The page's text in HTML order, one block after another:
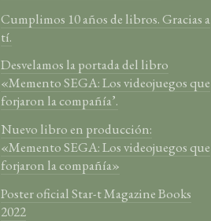
Cumplimos 10 años de libros. Gracias a
tí.
Desvelamos la portada del libro
«Memento SEGA: Los videojuegos que
forjaron la compañía’.
Nuevo libro en producción:
«Memento SEGA: Los videojuegos que
forjaron la compañía»
Poster oficial Star-t Magazine Books
2022